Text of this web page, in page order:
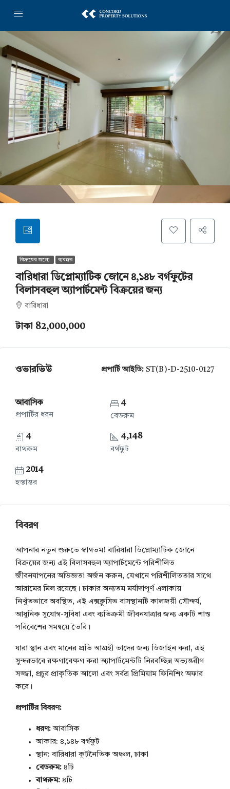
বিক্রয়ের জন্যে ব্যবহৃত
বারিধারা ডিপ্লোম্যাটিক জোনে ৪,১৪৮ বর্গফুটের
বিলাসবহুল অ্যাপার্টমেন্ট বিক্রয়ের জন্য
বারিধারা
টাকা 82,000,000
ওভারভিউ প্রপার্টি আইডি: ST(B)-D-2510-0127
আবাসিক
প্রপার্টির ধরন
4
বেডরুম
4
বাথরুম
4,148
বর্গফুট
2014
হস্তান্তর
বিবরণ
আপনার নতুন শুরুতে স্বাগতম! বারিধারা ডিপ্লোম্যাটিক জোনে
বিক্রয়ের জন্য এই বিলাসবহুল অ্যাপার্টমেন্টে পরিশীলিত
জীবনযাপনের অভিজ্ঞতা অর্জন করুন, যেখানে পরিশীলিততার সাথে
আরামের মিল রয়েছে। ঢাকার অন্যতম মর্যাদাপূর্ণ এলাকায়
নিখুঁতভাবে অবস্থিত, এই এক্সক্লুসিভ বাসস্থানটি কালজয়ী সৌন্দর্য,
আধুনিক সুযোগ-সুবিধা এবং ব্যতিক্রমী জীবনযাত্রার জন্য একটি শান্ত
পরিবেশের সমন্বয়ে তৈরি।
যারা স্থান এবং মানের প্রতি আগ্রহী তাদের জন্য ডিজাইন করা, এই
সুন্দরভাবে রক্ষণাবেক্ষণ করা অ্যাপার্টমেন্টটি নিরবচ্ছিন্ন অভ্যন্তরীণ
সজ্জা, প্রচুর প্রাকৃতিক আলো এবং সর্বত্র প্রিমিয়াম ফিনিশিং অফার
করে।
প্রপার্টির বিবরণ:
ধরণ:আবাসিক
আকার: ৪,১৪৮ বর্গফুট
স্থান: বারিধারা কূটনৈতিক অঞ্চল, ঢাকা
বেডরুম: ৪টি
বাথরুম: ৪টি